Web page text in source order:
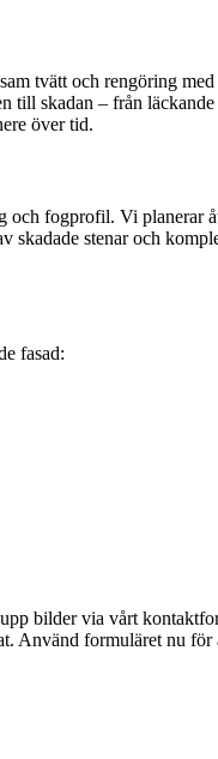
tvätt och rengöring
skadan – från
över tid.
fogprofil. Vi planerar
stenar och
fasad:
bilder via vårt
Använd formuläret nu